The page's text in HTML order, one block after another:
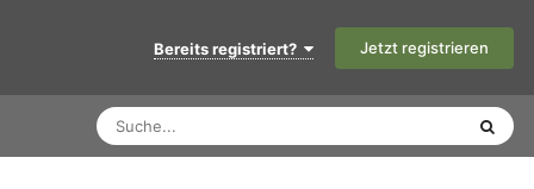
Bereits registriert? Jetzt registrieren